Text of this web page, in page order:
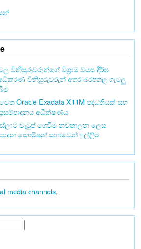
විනිසුරුවරුන්ගේ විශ්‍රාම වයස දීර්ඝ
විනිසුරුවරුන් අතර බරපතල ගැටලු
Oracle Exadata X11M පද්ධතියක් සහ
ප්‍රසම්පාදනය අධීක්ෂණය
වැටුප් ගෙවීම නවතාලන ලෙස
කොමිෂන් සභාවෙන් ඉල්ලීම
media channels.